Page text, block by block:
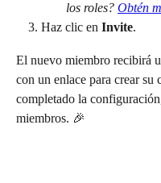
los roles? Obtén
Haz clic en Invite.
El nuevo miembro recibirá
con un enlace para crear su
completado la
miembros. 🎉